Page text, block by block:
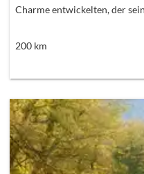
Charme entwickelten, der
200km